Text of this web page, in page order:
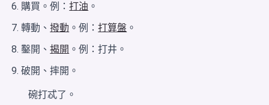
購買。例：打油 。
轉動、撥動 。例：打算盤 。
鑿開、揭開 。例：打井。
破開、摔開。
碗打忒了。